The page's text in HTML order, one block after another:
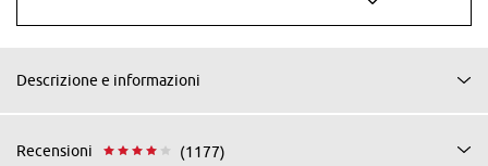
Descrizione e informazioni
Recensioni (1177)